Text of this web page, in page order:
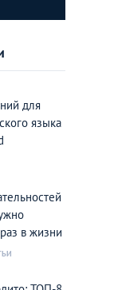
для
языка
в жизни